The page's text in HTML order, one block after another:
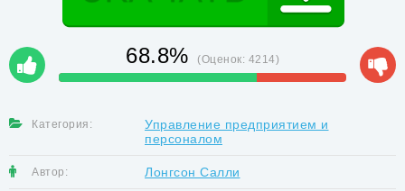
68.8% (Оценок: 4214)
Категория:
Управление предприятием и
персоналом
Автор: Лонгсон Салли